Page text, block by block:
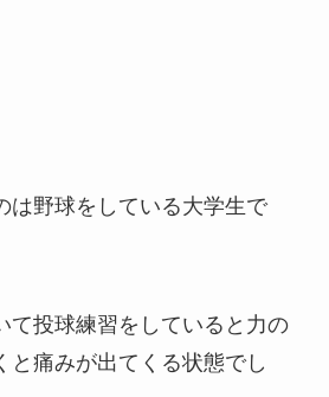
は野球をしている大学生で
て投球練習をしていると力の
と痛みが出てくる状態でし